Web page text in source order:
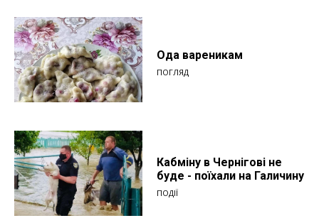
Ода вареникам
ПОГЛЯД
Кабміну в Чернігові не
буде - поїхали на Галичину
ПОДІЇ